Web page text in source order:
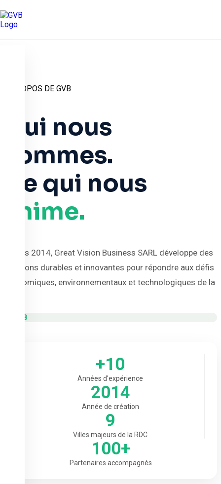
À PROPOS DE GVB
Qui nous
sommes.
Ce qui nous
anime.
Depuis 2014, Great Vision Business SARL développe des
solutions durables et innovantes pour répondre aux défis
économiques, environnementaux et technologiques de la
+10
Années d'expérience
2014
Année de création
9
Villes majeurs de la RDC
100+
Partenaires accompagnés